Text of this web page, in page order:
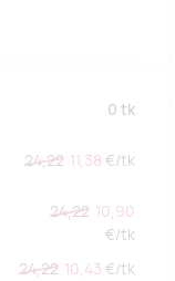
0 tk
24,22 11,38 €/tk
24,22 10,90
€/tk
24,22 10,43 €/tk